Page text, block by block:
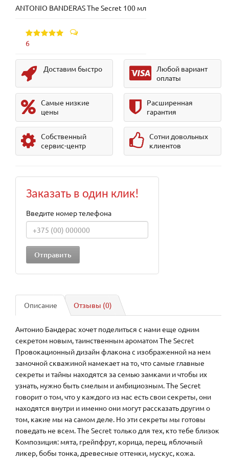
ANTONIO BANDERAS The Secret 100 мл
6
Доставим быстро
Любой вариант
оплаты
Самые низкие
цены
Расширенная
гарантия
Собственный
сервис-центр
Сотни довольных
клиентов
Заказать в один клик!
Введите номер телефона
Описание Отзывы (0)
Антонио Бандерас хочет поделиться с нами еще одним
секретом новым, таинственным ароматом The Secret
Провокационный дизайн флакона с изображенной на нем
замочной скважиной намекает на то, что самые главные
секреты и тайны находятся за семью замками и чтобы их
узнать, нужно быть смелым и амбициозным. The Secret
говорит о том, что у каждого из нас есть свои секреты, они
находятся внутри и именно они могут рассказать другим о
том, какие мы на самом деле. Но эти секреты мы готовы
поведать не всем. The Secret только для тех, кто тебе близок
Композиция: мята, грейпфрут, корица, перец, яблочный
ликер, бобы тонка, древесные оттенки, мускус, кожа.